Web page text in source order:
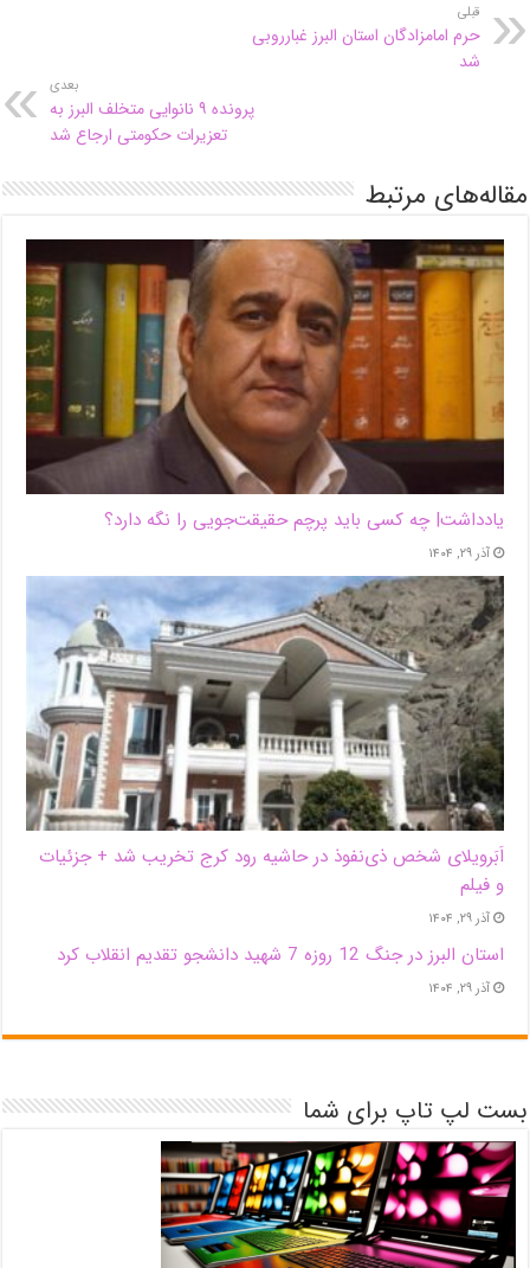
قبلی
حرم امامزادگان استان البرز غبارروبی
شد
بعدی
پرونده ۹ نانوایی متخلف البرز به
تعزیرات حکومتی ارجاع شد
مقاله‌های مرتبط
یادداشت| ‌چه کسی باید پرچم حقیقت‌جویی را نگه دارد؟
آذر ۲۹, ۱۴۰۴
اَبَر‌ویلای شخص ذی‌نفوذ در حاشیه‌ رود کرج تخریب شد + جزئیات
و فیلم
آذر ۲۹, ۱۴۰۴
استان البرز در جنگ 12 روزه 7 شهید دانشجو تقدیم انقلاب کرد
آذر ۲۹, ۱۴۰۴
بست لپ تاپ برای شما